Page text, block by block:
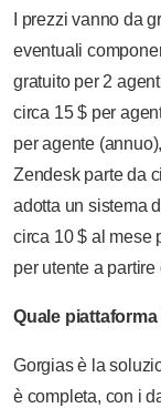
I prezzi vanno da
eventuali
gratuito per 2
circa 15 $ per
per agente
Zendesk parte da
adotta un sistema
circa 10 $ al mese
per utente a
Quale
Gorgias è la
è completa, con i